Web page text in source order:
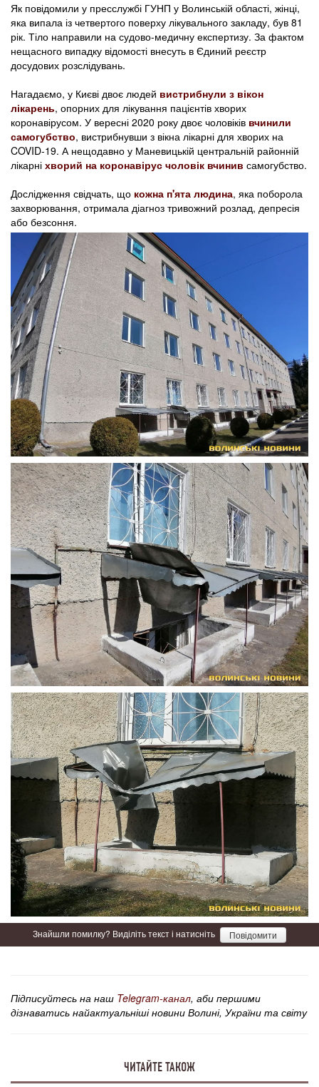
Як повідомили у пресслужбі ГУНП у Волинській області, жінці,
яка випала із четвертого поверху лікувального закладу, був 81
рік. Тіло направили на судово-медичну експертизу. За фактом
нещасного випадку відомості внесуть в Єдиний реєстр
досудових розслідувань.
Нагадаємо, у Києві двоє людей вистрибнули з вікон
лікарень, опорних для лікування пацієнтів хворих
коронавірусом. У вересні 2020 року двоє чоловіків вчинили
самогубство, вистрибнувши з вікна лікарні для хворих на
COVID-19. А нещодавно у Маневицькій центральній районній
лікарні хворий на коронавірус чоловік вчинив самогубство.
Дослідження свідчать, що кожна п'ята людина, яка поборола
захворювання, отримала діагноз тривожний розлад, депресія
або безсоння.
Знайшли помилку? Виділіть текст і натисніть Повідомити
Підписуйтесь на наш Telegram-канал, аби першими
дізнаватись найактуальніші новини Волині, України та світу
ЧИТАЙТЕ ТАКОЖ